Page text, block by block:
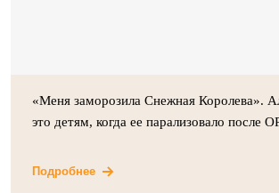
«Меня заморозила Снежная Королева».
это детям, когда ее парализовало после
Подробнее